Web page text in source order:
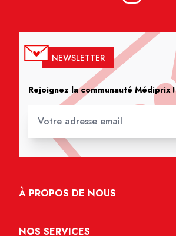
NEWSLETTER
Rejoignez la communauté Médiprix !
À PROPOS DE NOUS
NOS SERVICES